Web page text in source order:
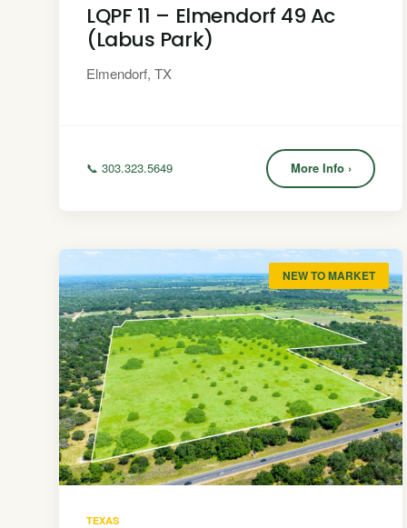
LQPF 11 – Elmendorf 49 Ac
(Labus Park)
Elmendorf, TX
📞 303.323.5649 More Info ›
NEW TO MARKET
TEXAS